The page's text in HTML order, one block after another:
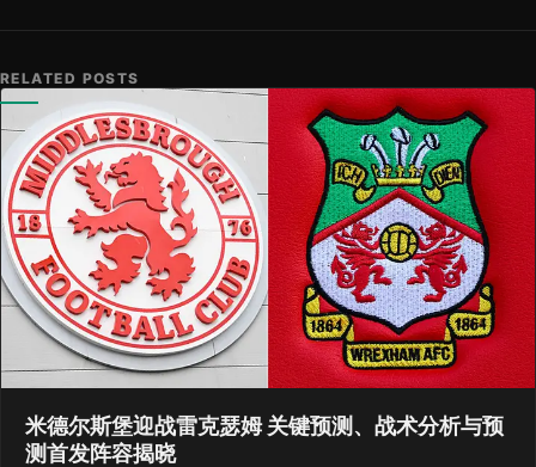
RELATED POSTS
米德尔斯堡迎战雷克瑟姆 关键预测、战术分析与预
测首发阵容揭晓